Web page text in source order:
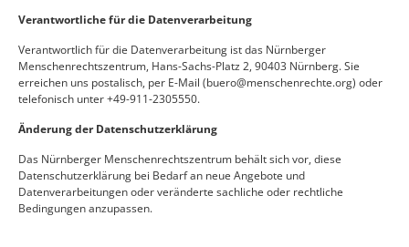
Verantwortliche für die Datenverarbeitung
Verantwortlich für die Datenverarbeitung ist das Nürnberger
Menschenrechtszentrum, Hans-Sachs-Platz 2, 90403 Nürnberg. Sie
erreichen uns postalisch, per E-Mail (buero@menschenrechte.org) oder
telefonisch unter +49-911-2305550.
Änderung der Datenschutzerklärung
Das Nürnberger Menschenrechtszentrum behält sich vor, diese
Datenschutzerklärung bei Bedarf an neue Angebote und
Datenverarbeitungen oder veränderte sachliche oder rechtliche
Bedingungen anzupassen.